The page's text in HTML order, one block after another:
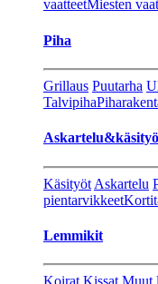
vaatteetMiesten
Piha
Grillaus Puutarha
Talvipiha
Käsityöt Askartelu
pientarvikkeet
Lemmikit
Koirat Kissat Muut